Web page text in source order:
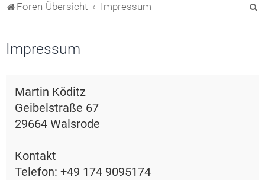
Foren-Übersicht Impressum
Impressum
Martin Köditz
Geibelstraße 67
29664 Walsrode
Kontakt
Telefon: +49 174 9095174